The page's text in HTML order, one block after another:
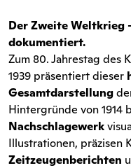
Der Zweite Weltkrieg
dokumentiert.
Zum 80. Jahrestag des
1939 präsentiert dieser
Gesamtdarstellung
Hintergründe von 1914
Nachschlagewerk
Illustrationen, präzisen
Zeitzeugenberichten